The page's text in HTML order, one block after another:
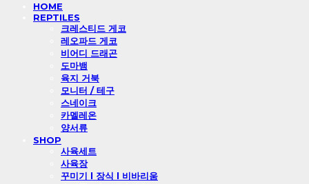
HOME
REPTILES
크레스티드 게코
레오파드 게코
비어디 드래곤
도마뱀
육지 거북
모니터 / 테구
스네이크
카멜레온
양서류
SHOP
사육세트
사육장
꾸미기 l 장식 l 비바리움